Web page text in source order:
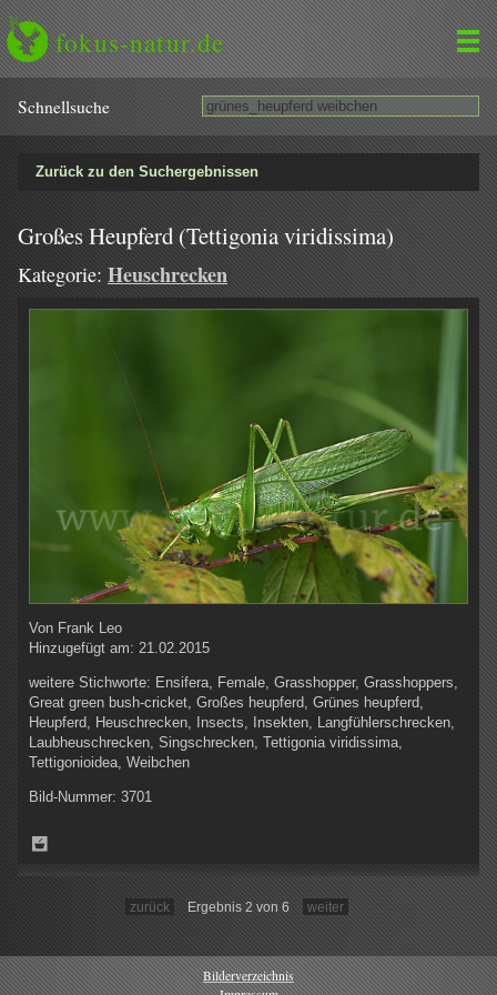
fokus-natur.de
Schnell­suche
Zurück zu den Suchergebnissen
Großes Heupferd (Tettigonia viridissima)
Kategorie: Heuschrecken
Von Frank Leo
Hinzugefügt am: 21.02.2015
weitere Stichworte: Ensifera, Female, Grasshopper, Grasshoppers,
Great green bush-cricket, Großes heupferd, Grünes heupferd,
Heupferd, Heuschrecken, Insects, Insekten, Langfühlerschrecken,
Laubheuschrecken, Singschrecken, Tettigonia viridissima,
Tettigonioidea, Weibchen
Bild-Nummer: 3701
zurück Ergebnis 2 von 6 weiter
Bilderverzeichnis